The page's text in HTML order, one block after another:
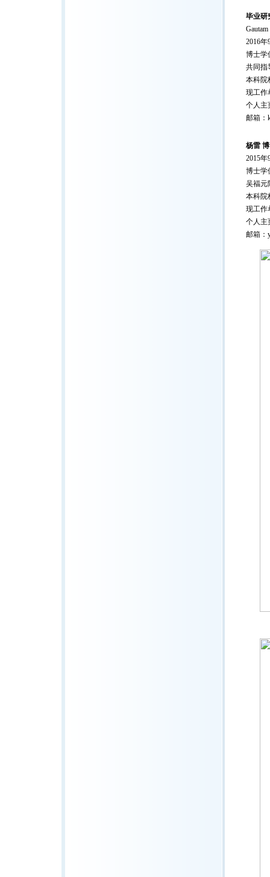
毕业研
2016年
博士学
共同指
本科院
现工作
个人主
邮箱：
杨雷
2015年
博士学
吴福元
本科院
现工作
个人主
邮箱：